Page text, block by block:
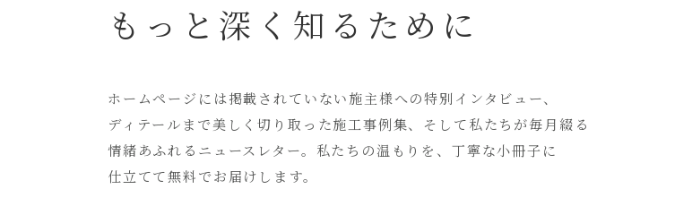
もっと深く知るために
ホームページには掲載されていない施主様への特別インタビュー、
ディテールまで美しく切り取った施工事例集、そして私たちが毎月綴る
情緒あふれるニュースレター。 私たちの温もりを、丁寧な小冊子に
仕立てて無料でお届けします。